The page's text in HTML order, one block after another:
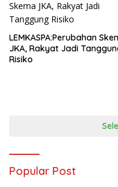
LEMKASPA:Perubahan
JKA, Rakyat Jadi
Risiko
Popular Post